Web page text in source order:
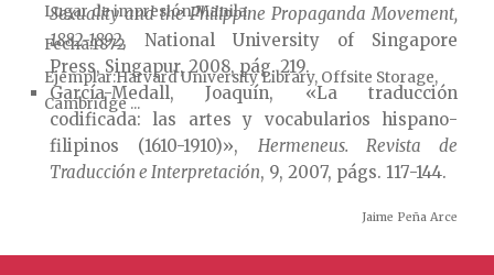
Sexuality and the Philippine Propaganda Movement,
1882-1892, National University of Singapore
Press, Singapur, 2008, pág. 219.
García-Medall, Joaquín, «La traducción
codificada: las artes y vocabularios hispano-
filipinos (1610-1910)», Hermeneus. Revista de
Traducción e Interpretación, 9, 2007, págs. 117-144.
Jaime Peña Arce
Lugar de impresiónManila
Fecha1872
EjemplarHarvard University Library, Offsite Storage,
Cambridge ...